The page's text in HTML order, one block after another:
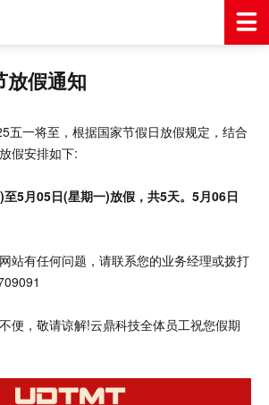
放假通知
五一将至，根据国家节假日放假规定，结合
假安排如下:
5月05日(星期一)放假，共5天。5月06日
站有任何问题，请联系您的业务经理或拨打
便，敬请谅解!云鼎科技全体员工祝您假期